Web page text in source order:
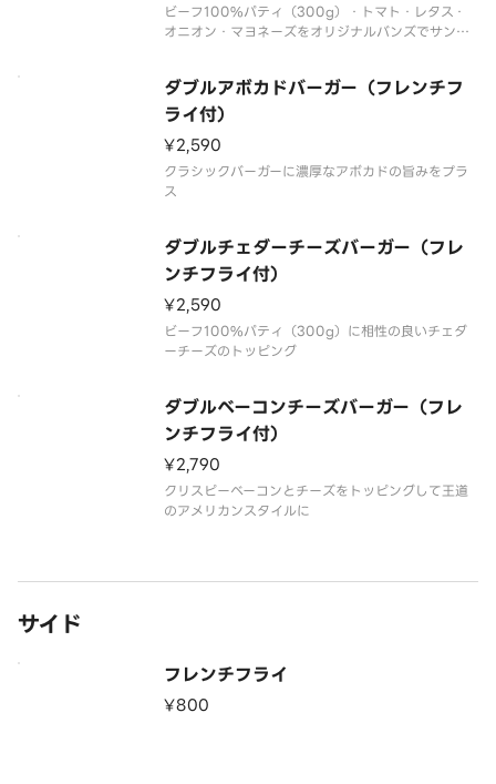
ビーフ100%パティ（300g）・トマト・レタス・
オニオン・マヨネーズをオリジナルバンズでサンド
ダブルアボカドバーガー（フレンチフ
ライ付）
¥2,590
クラシックバーガーに濃厚なアボカドの旨みをプラ
ス
ダブルチェダーチーズバーガー（フレ
ンチフライ付）
¥2,590
ビーフ100%パティ（300g）に相性の良いチェダ
ーチーズのトッピング
ダブルベーコンチーズバーガー（フレ
ンチフライ付）
¥2,790
クリスピーベーコンとチーズをトッピングして王道
のアメリカンスタイルに
サイド
フレンチフライ
¥800